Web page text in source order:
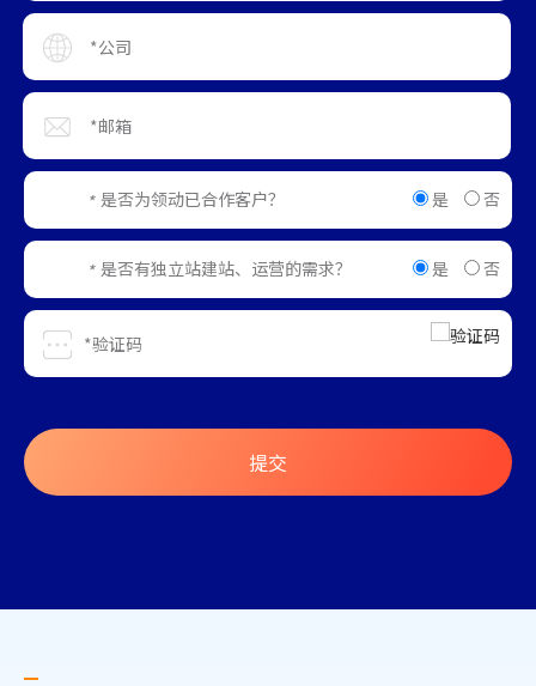
* 是否为领动已合作客户？ 是 否
* 是否有独立站建站、运营的需求？ 是 否
提交